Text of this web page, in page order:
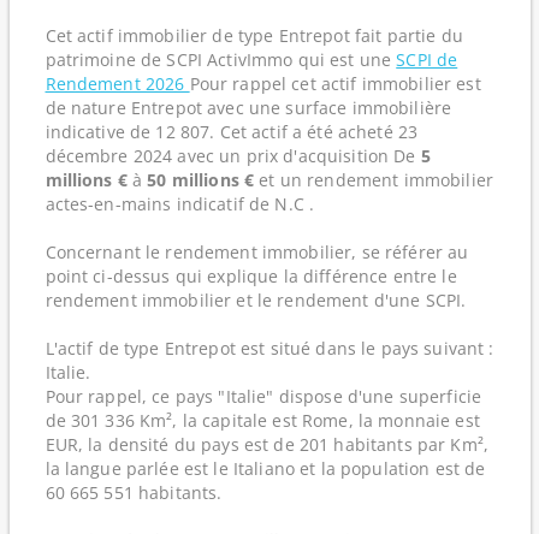
Cet actif immobilier de type Entrepot fait partie du
patrimoine de SCPI ActivImmo qui est uneSCPI de
Rendement 2026 Pour rappel cet actif immobilier est
de nature Entrepot avec une surface immobilière
indicative de 12 807. Cet actif a été acheté 23
décembre 2024 avec un prix d'acquisition De 5
millions €à50 millions € et un rendement immobilier
actes-en-mains indicatif de N.C .
Concernant le rendement immobilier, se référer au
point ci-dessus qui explique la différence entre le
rendement immobilier et le rendement d'une SCPI.
L'actif de type Entrepot est situé dans le pays suivant :
Italie.
Pour rappel, ce pays "Italie" dispose d'une superficie
de 301 336 Km², la capitale est Rome, la monnaie est
EUR, la densité du pays est de 201 habitants par Km²,
la langue parlée est le Italiano et la population est de
60 665 551 habitants.